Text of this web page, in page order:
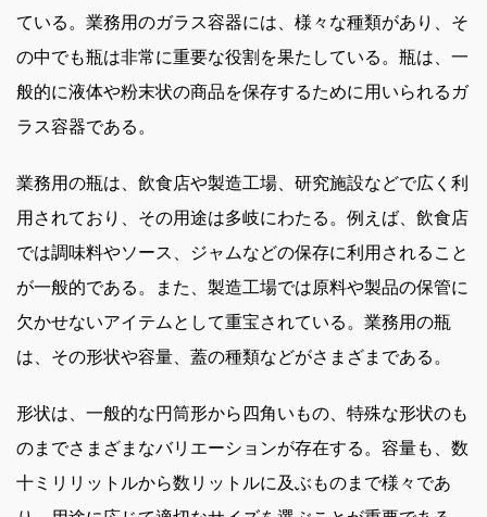
ている。業務用のガラス容器には、様々な種類があり、そ
の中でも瓶は非常に重要な役割を果たしている。瓶は、一
般的に液体や粉末状の商品を保存するために用いられるガ
ラス容器である。
業務用の瓶は、飲食店や製造工場、研究施設などで広く利
用されており、その用途は多岐にわたる。例えば、飲食店
では調味料やソース、ジャムなどの保存に利用されること
が一般的である。また、製造工場では原料や製品の保管に
欠かせないアイテムとして重宝されている。業務用の瓶
は、その形状や容量、蓋の種類などがさまざまである。
形状は、一般的な円筒形から四角いもの、特殊な形状のも
のまでさまざまなバリエーションが存在する。容量も、数
十ミリリットルから数リットルに及ぶものまで様々であ